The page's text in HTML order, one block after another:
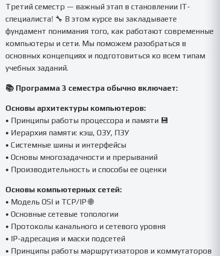
Третий семестр — важный этап в становлении IT-
специалиста! 🔧 В этом курсе вы закладываете
фундамент понимания того, как работают современные
компьютеры и сети. Мы поможем разобраться в
основных концепциях и подготовиться ко всем типам
учебных заданий.
📚 Программа 3 семестра обычно включает:
Основы архитектуры компьютеров:
• Принципы работы процессора и памяти 💾
• Иерархия памяти: кэш, ОЗУ, ПЗУ
• Системные шины и интерфейсы
• Основы многозадачности и прерываний
• Производительность и способы ее оценки
Основы компьютерных сетей:
• Модель OSI и TCP/IP 🌐
• Основные сетевые топологии
• Протоколы канального и сетевого уровня
• IP-адресация и маски подсетей
• Принципы работы маршрутизаторов и коммутаторов